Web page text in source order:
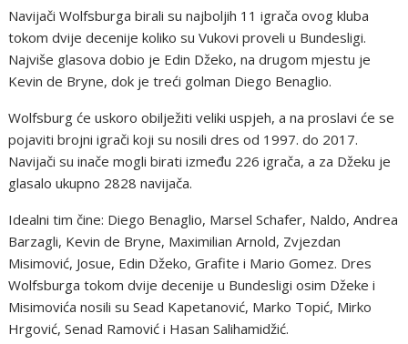
Navijači Wolfsburga birali su najboljih 11 igrača ovog kluba
tokom dvije decenije koliko su Vukovi proveli u Bundesligi.
Najviše glasova dobio je Edin Džeko, na drugom mjestu je
Kevin de Bryne, dok je treći golman Diego Benaglio.
Wolfsburg će uskoro obilježiti veliki uspjeh, a na proslavi će se
pojaviti brojni igrači koji su nosili dres od 1997. do 2017.
Navijači su inače mogli birati između 226 igrača, a za Džeku je
glasalo ukupno 2828 navijača.
Idealni tim čine: Diego Benaglio, Marsel Schafer, Naldo, Andrea
Barzagli, Kevin de Bryne, Maximilian Arnold, Zvjezdan
Misimović, Josue, Edin Džeko, Grafite i Mario Gomez. Dres
Wolfsburga tokom dvije decenije u Bundesligi osim Džeke i
Misimovića nosili su Sead Kapetanović, Marko Topić, Mirko
Hrgović, Senad Ramović i Hasan Salihamidžić.